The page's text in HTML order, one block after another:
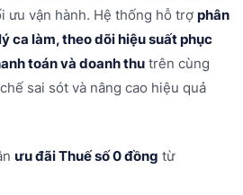
ưu vận hành. Hệ thống hỗ trợ phân
ca làm, theo dõi hiệu suất phục
toán và doanh thu trên cùng
sai sót và nâng cao hiệu quả
ưu đãi Thuế số 0 đồng từ